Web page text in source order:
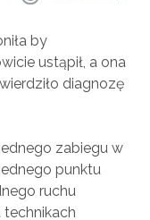
by
ustąpił, a ona
diagnozę
zabiegu w
punktu
ruchu
technikach